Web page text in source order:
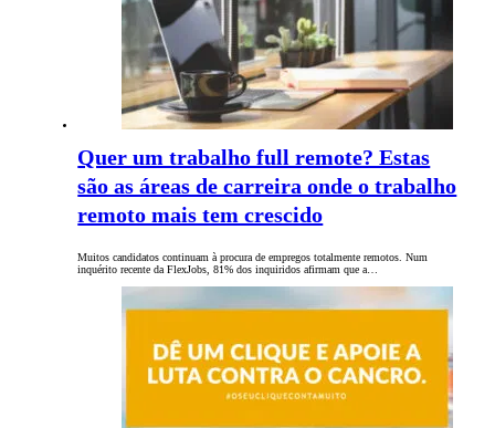
Quer um trabalho full remote? Estas
são as áreas de carreira onde o trabalho
remoto mais tem crescido
Muitos candidatos continuam à procura de empregos totalmente remotos. Num
inquérito recente da FlexJobs, 81% dos inquiridos afirmam que a…